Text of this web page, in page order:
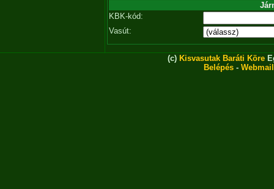
KBK-kód:
Vasút:
(c) Kisvasutak Baráti Köre
Belépés - Webmail